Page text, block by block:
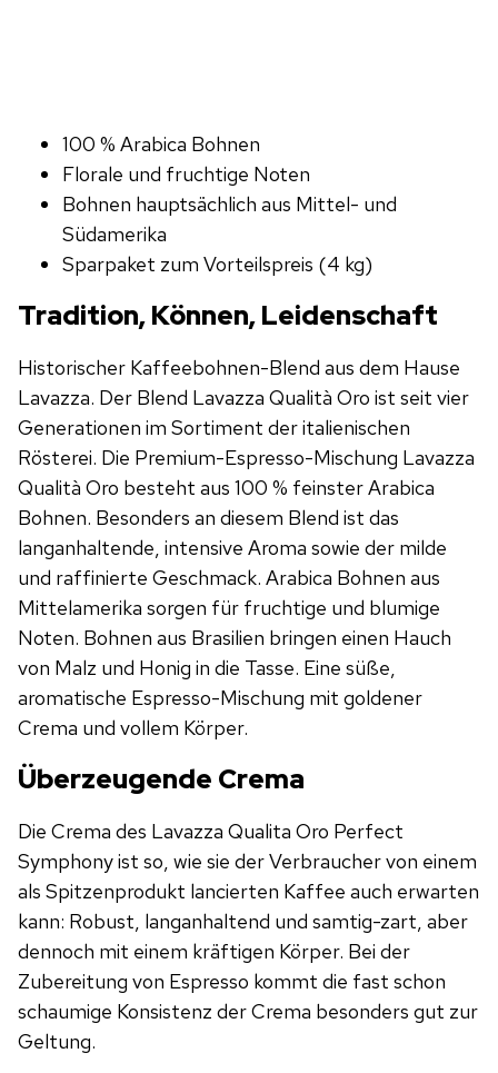
100 % Arabica Bohnen
Florale und fruchtige Noten
Bohnen hauptsächlich aus Mittel- und
Südamerika
Sparpaket zum Vorteilspreis (4 kg)
Tradition, Können, Leidenschaft
Historischer Kaffeebohnen-Blend aus dem Hause
Lavazza. Der Blend Lavazza Qualità Oro ist seit vier
Generationen im Sortiment der italienischen
Rösterei. Die Premium-Espresso-Mischung Lavazza
Qualità Oro besteht aus 100 % feinster Arabica
Bohnen. Besonders an diesem Blend ist das
langanhaltende, intensive Aroma sowie der milde
und raffinierte Geschmack. Arabica Bohnen aus
Mittelamerika sorgen für fruchtige und blumige
Noten. Bohnen aus Brasilien bringen einen Hauch
von Malz und Honig in die Tasse. Eine süße,
aromatische Espresso-Mischung mit goldener
Crema und vollem Körper.
Überzeugende Crema
Die Crema des Lavazza Qualita Oro Perfect
Symphony ist so, wie sie der Verbraucher von einem
als Spitzenprodukt lancierten Kaffee auch erwarten
kann: Robust, langanhaltend und samtig-zart, aber
dennoch mit einem kräftigen Körper. Bei der
Zubereitung von Espresso kommt die fast schon
schaumige Konsistenz der Crema besonders gut zur
Geltung.